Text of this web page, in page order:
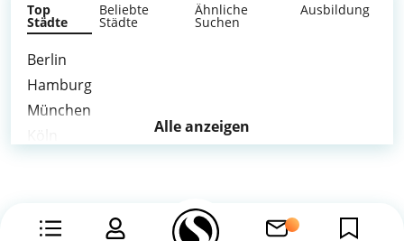
Top
Städte
Beliebte
Städte
Ähnliche
Suchen
Ausbildung
Berlin
Hamburg
München
Dortmund
Alle anzeigen